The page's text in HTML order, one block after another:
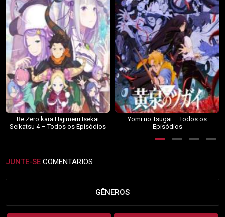
Re:Zero kara Hajimeru Isekai
Seikatsu 4 – Todos os Episódios
Yomi no Tsugai – Todos os
Episódios
JUNTE-SE COMENTARIOS
GÊNEROS